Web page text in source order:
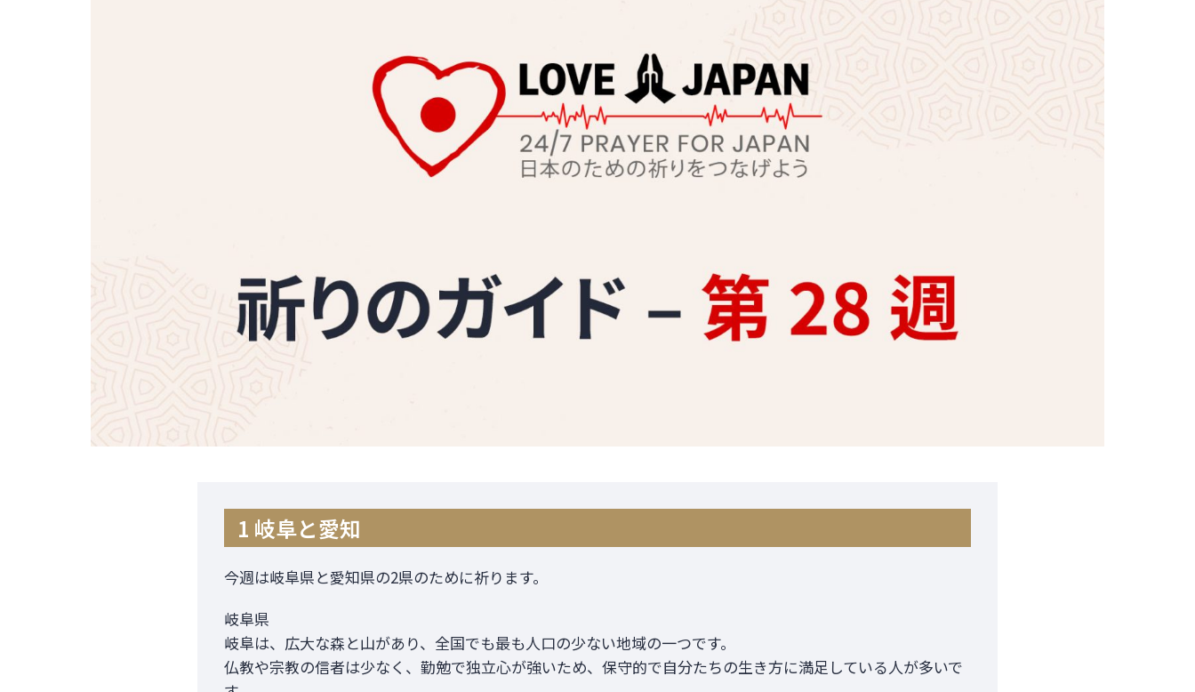
1 岐阜と愛知
今週は岐阜県と愛知県の2県のために祈ります。
岐阜県
岐阜は、広大な森と山があり、全国でも最も人口の少ない地域の一つです。
仏教や宗教の信者は少なく、勤勉で独立心が強いため、保守的で自分たちの生き方に満足している人が多いで